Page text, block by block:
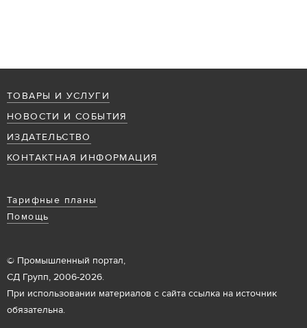
ТОВАРЫ И УСЛУГИ
НОВОСТИ И СОБЫТИЯ
ИЗДАТЕЛЬСТВО
КОНТАКТНАЯ ИНФОРМАЦИЯ
Тарифные планы
Помощь
© Промышленный портал,
СД Групп, 2006-2026.
При использовании материалов с сайта ссылка на источник
обязательна.